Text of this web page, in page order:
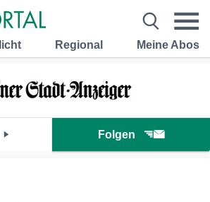
Regional Meine Abos
Folgen